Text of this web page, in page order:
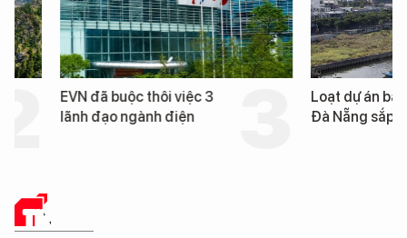
EVN đã buộc thôi việc 3
lãnh đạo ngành điện
Loạt dự án bất động
Đà Nẵng sắp bị kiểm
TIN TỨC